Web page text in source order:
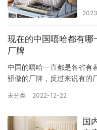
现在的中国嘻哈都有哪
厂牌
中国的嘻哈一直都是各省有
骄傲的厂牌，反过来说有的
介绍一…
未分类 2022-12-22
国